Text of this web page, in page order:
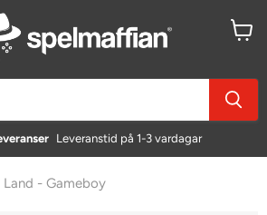
Leveranstid på 1-3 vardagar
Land - Gameboy